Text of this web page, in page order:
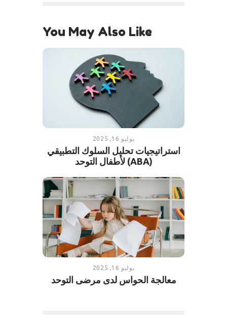
You May Also Like
يوليو 16, 2025
استراتيجيات تحليل السلوك التطبيقي
(ABA) لأطفال التوحد
يوليو 16, 2025
معالجة الحواس لدى مرضى التوحد